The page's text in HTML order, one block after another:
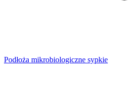
Podłoża mikrobiologiczne sypkie